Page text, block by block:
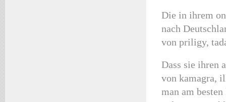
Die in ihrem
nach
von priligy,
Dass sie ihren
von kamagra,
man am